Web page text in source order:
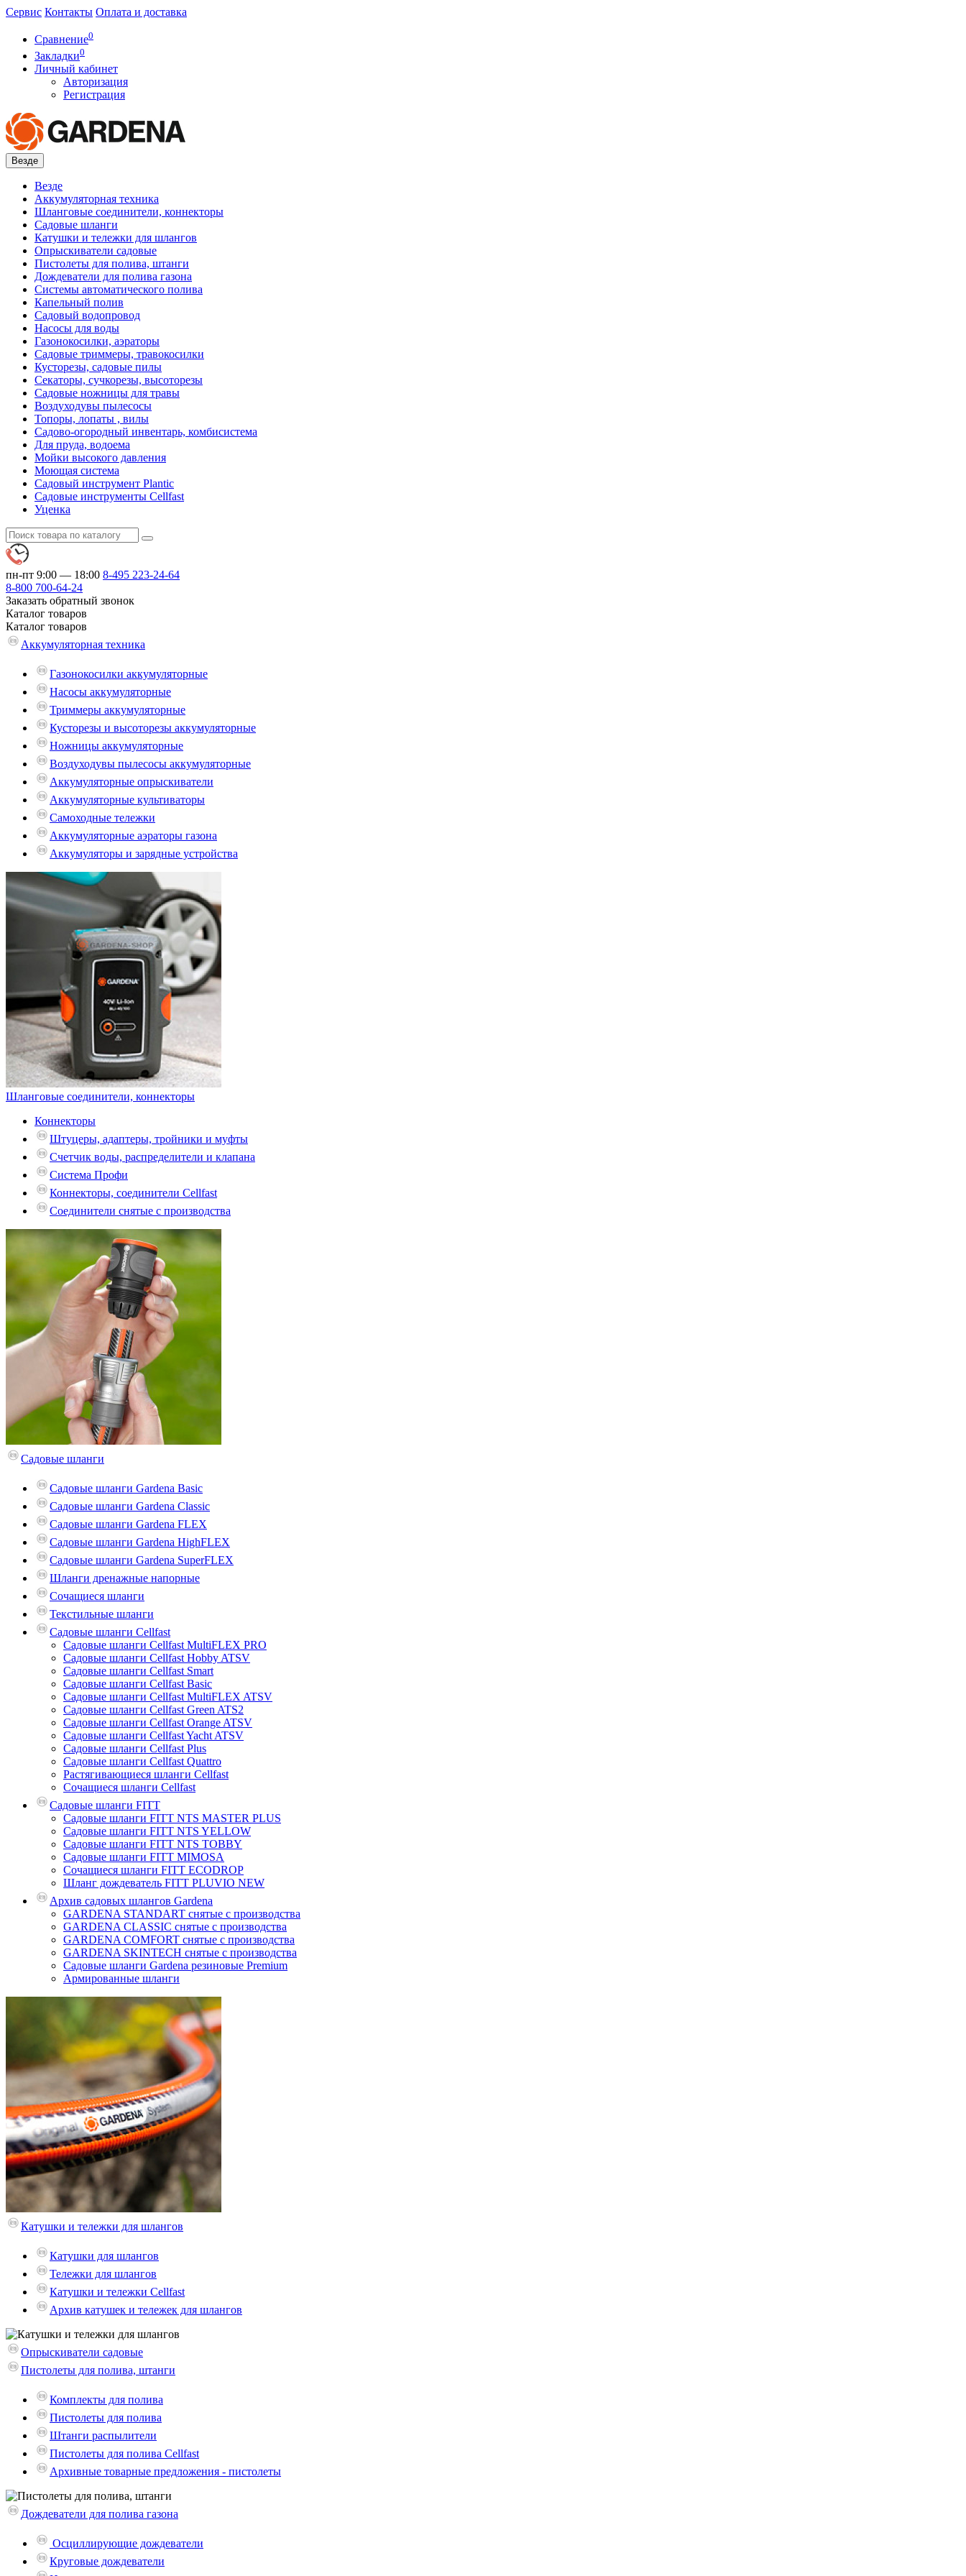
Сервис Контакты Оплата и доставка
Сравнение0
Закладки0
Личный кабинет
Авторизация
Регистрация
Везде
Везде
Аккумуляторная техника
Шланговые соединители, коннекторы
Садовые шланги
Катушки и тележки для шлангов
Опрыскиватели садовые
Пистолеты для полива, штанги
Дождеватели для полива газона
Системы автоматического полива
Капельный полив
Садовый водопровод
Насосы для воды
Газонокосилки, аэраторы
Садовые триммеры, травокосилки
Кусторезы, садовые пилы
Секаторы, сучкорезы, высоторезы
Садовые ножницы для травы
Воздуходувы пылесосы
Топоры, лопаты , вилы
Садово-огородный инвентарь, комбисистема
Для пруда, водоема
Мойки высокого давления
Моющая система
Садовый инструмент Plantic
Садовые инструменты Cellfast
Уценка
пн-пт 9:00 — 18:00 8-495 223-24-64
8-800 700-64-24
Заказать обратный звонок
Каталог товаров
Каталог товаров
Аккумуляторная техника
Газонокосилки аккумуляторные
Насосы аккумуляторные
Триммеры аккумуляторные
Кусторезы и высоторезы аккумуляторные
Ножницы аккумуляторные
Воздуходувы пылесосы аккумуляторные
Аккумуляторные опрыскиватели
Аккумуляторные культиваторы
Самоходные тележки
Аккумуляторные аэраторы газона
Аккумуляторы и зарядные устройства
Шланговые соединители, коннекторы
Коннекторы
Штуцеры, адаптеры, тройники и муфты
Счетчик воды, распределители и клапана
Система Профи
Коннекторы, соединители Cellfast
Соединители снятые с производства
Садовые шланги
Садовые шланги Gardena Basic
Садовые шланги Gardena Classic
Садовые шланги Gardena FLEX
Садовые шланги Gardena HighFLEX
Садовые шланги Gardena SuperFLEX
Шланги дренажные напорные
Сочащиеся шланги
Текстильные шланги
Садовые шланги Cellfast
Садовые шланги Cellfast MultiFLEX PRO
Садовые шланги Cellfast Hobby ATSV
Садовые шланги Cellfast Smart
Садовые шланги Cellfast Basic
Садовые шланги Cellfast MultiFLEX ATSV
Садовые шланги Cellfast Green ATS2
Садовые шланги Cellfast Orange ATSV
Садовые шланги Cellfast Yacht ATSV
Садовые шланги Cellfast Plus
Садовые шланги Cellfast Quattro
Растягивающиеся шланги Cellfast
Сочащиеся шланги Cellfast
Садовые шланги FITT
Садовые шланги FITT NTS MASTER PLUS
Садовые шланги FITT NTS YELLOW
Садовые шланги FITT NTS TOBBY
Садовые шланги FITT MIMOSA
Сочащиеся шланги FITT ECODROP
Шланг дождеватель FITT PLUVIO NEW
Архив садовых шлангов Gardena
GARDENA STANDART снятые с производства
GARDENA CLASSIC снятые с производства
GARDENA COMFORT снятые с производства
GARDENA SKINTECH снятые с производства
Садовые шланги Gardena резиновые Premium
Армированные шланги
Катушки и тележки для шлангов
Катушки для шлангов
Тележки для шлангов
Катушки и тележки Cellfast
Архив катушек и тележек для шлангов
Опрыскиватели садовые
Пистолеты для полива, штанги
Комплекты для полива
Пистолеты для полива
Штанги распылители
Пистолеты для полива Cellfast
Архивные товарные предложения - пистолеты
Дождеватели для полива газона
Осциллирующие дождеватели
Круговые дождеватели